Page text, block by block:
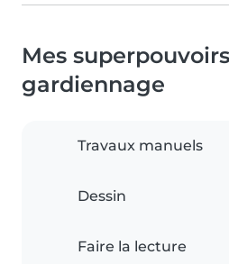
Mes
gardiennage
Travaux manuels
Dessin
Faire la lecture